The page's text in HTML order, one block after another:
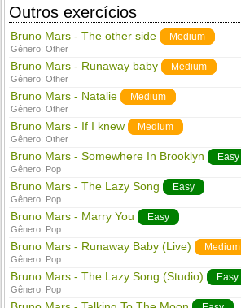
Outros exercícios
Bruno Mars - The other side Medium
Gênero:Other
Bruno Mars - Runaway baby Medium
Gênero:Other
Bruno Mars - Natalie Medium
Gênero:Other
Bruno Mars - If I knew Medium
Gênero:Other
Bruno Mars - Somewhere In Brooklyn Easy
Gênero: Pop
Bruno Mars - The Lazy Song Easy
Gênero: Pop
Bruno Mars - Marry You Easy
Gênero: Pop
Bruno Mars - Runaway Baby (Live) Medium
Gênero: Pop
Bruno Mars - The Lazy Song (Studio) Easy
Gênero: Pop